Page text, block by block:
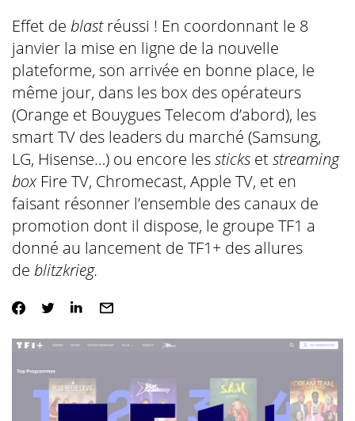
Effet de blastréussi ! En coordonnant le 8
janvier la mise en ligne de la nouvelle
plateforme, son arrivée en bonne place, le
même jour, dans les box des opérateurs
(Orange et Bouygues Telecom d’abord), les
smart TV des leaders du marché (Samsung,
LG, Hisense…) ou encore lessticksetstreaming
boxFire TV, Chromecast, Apple TV, et en
faisant résonner l’ensemble des canaux de
promotion dont il dispose, le groupe TF1 a
donné au lancement de TF1+ des allures
de blitzkrieg.